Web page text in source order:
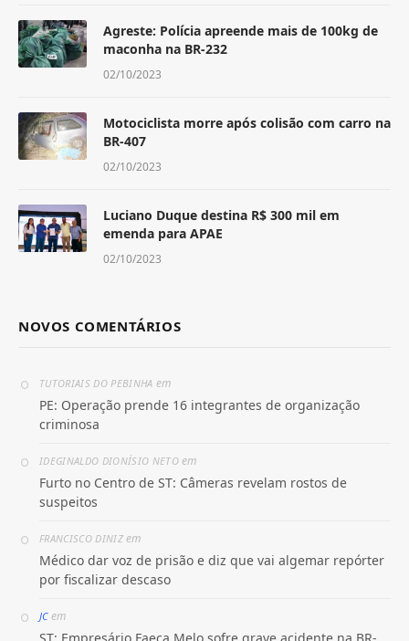
Agreste: Polícia apreende mais de 100kg de
maconha na BR-232
02/10/2023
Motociclista morre após colisão com carro na
BR-407
02/10/2023
Luciano Duque destina R$ 300 mil em
emenda para APAE
02/10/2023
NOVOS COMENTÁRIOS
TUTORIAIS DO PEBINHA em
PE: Operação prende 16 integrantes de organização
criminosa
IDEGINALDO DIONÍSIO NETOem
Furto no Centro de ST: Câmeras revelam rostos de
suspeitos
FRANCISCO DINIZem
Médico dar voz de prisão e diz que vai algemar repórter
por fiscalizar descaso
JCem